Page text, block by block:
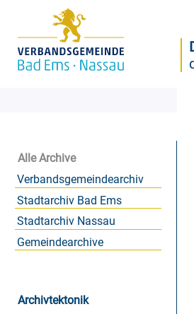
Alle Archive
Verbandsgemeindearchiv
Stadtarchiv Bad Ems
Stadtarchiv Nassau
Gemeindearchive
Archivtektonik